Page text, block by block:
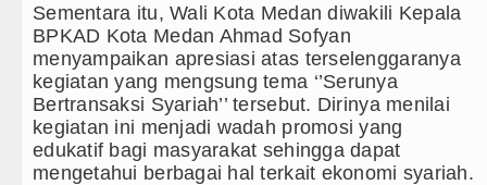
Sementara itu, Wali Kota Medan diwakili Kepala
BPKAD Kota Medan Ahmad Sofyan
menyampaikan apresiasi atas terselenggaranya
kegiatan yang mengsung tema ‘’Serunya
Bertransaksi Syariah’’ tersebut. Dirinya menilai
kegiatan ini menjadi wadah promosi yang
edukatif bagi masyarakat sehingga dapat
mengetahui berbagai hal terkait ekonomi syariah.